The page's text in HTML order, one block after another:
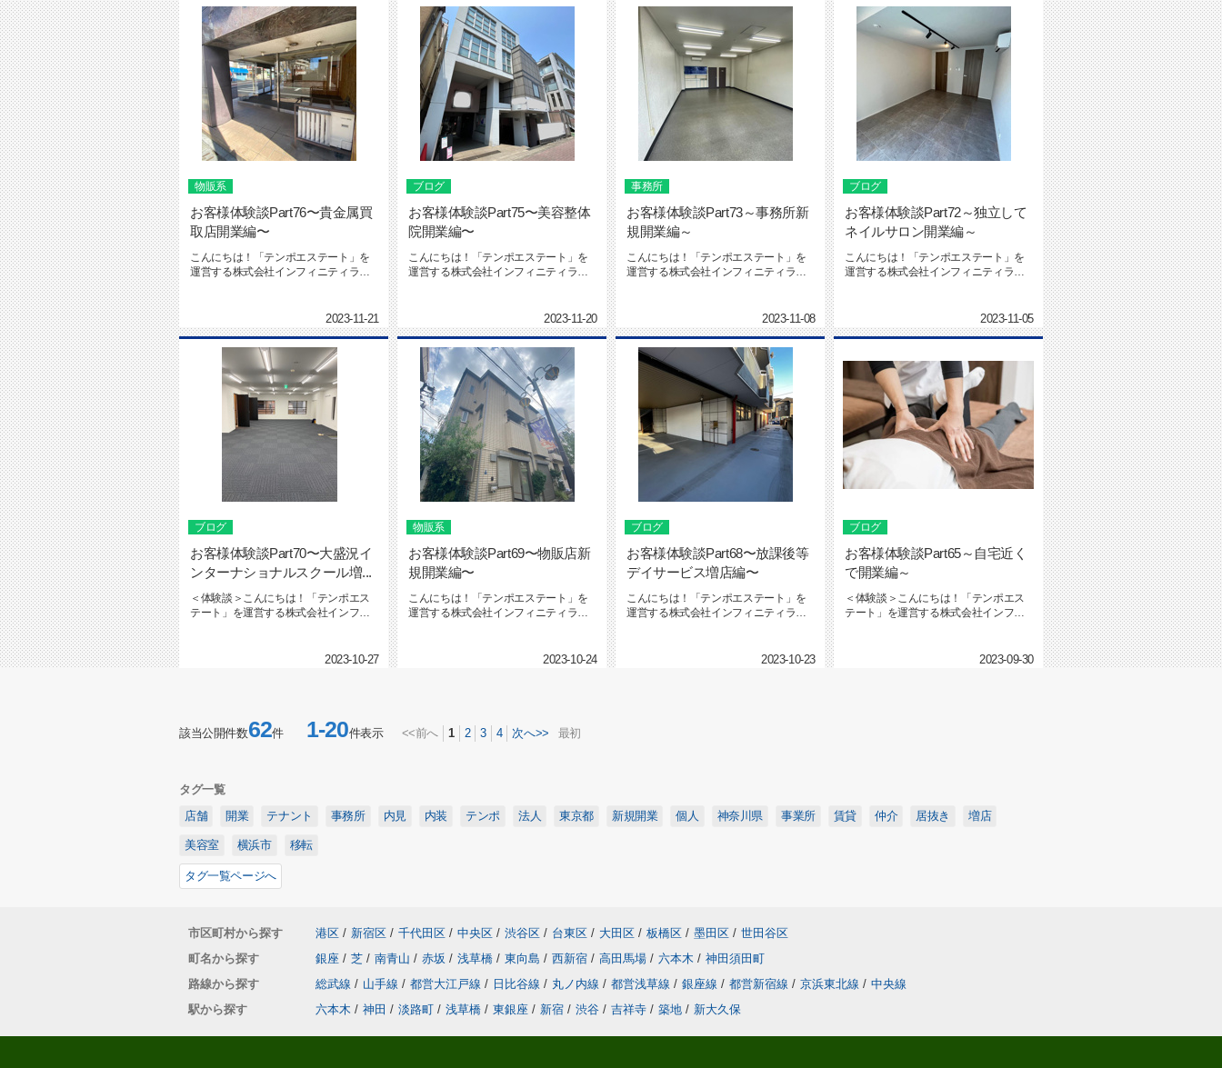
物販系
お客様体験談Part76〜貴金属買
取店開業編〜
こんにちは！「テンポエステート」を
運営する株式会社インフィニティライ
2023-11-21
ブログ
お客様体験談Part75〜美容整体
院開業編〜
こんにちは！「テンポエステート」を
運営する株式会社インフィニティライ
2023-11-20
事務所
お客様体験談Part73～事務所新
規開業編～
こんにちは！「テンポエステート」を
運営する株式会社インフィニティライ
2023-11-08
ブログ
お客様体験談Part72～独立して
ネイルサロン開業編～
こんにちは！「テンポエステート」を
運営する株式会社インフィニティライ
2023-11-05
ブログ
お客様体験談Part70〜大盛況イ
ンターナショナルスクール増...
＜体験談＞こんにちは！「テンポエス
テート」を運営する株式会社インフィ
2023-10-27
物販系
お客様体験談Part69〜物販店新
規開業編〜
こんにちは！「テンポエステート」を
運営する株式会社インフィニティライ
2023-10-24
ブログ
お客様体験談Part68〜放課後等
デイサービス増店編〜
こんにちは！「テンポエステート」を
運営する株式会社インフィニティライ
2023-10-23
ブログ
お客様体験談Part65～自宅近く
で開業編～
＜体験談＞こんにちは！「テンポエス
テート」を運営する株式会社インフィ
2023-09-30
該当公開件数62件1-20件表示 <<前へ 1 2 3 4 次へ>> 最初
タグ一覧
店舗
開業 テナント 事務所 内見 内装 テンポ 法人 東京都 新規開業 個人 神奈川県 事業所 賃貸 仲介 居抜き 増店
美容室 横浜市 移転
タグ一覧ページへ
市区町村から探す 港区 / 新宿区 / 千代田区 / 中央区 / 渋谷区 / 台東区 / 大田区 / 板橋区 / 墨田区 / 世田谷区
町名から探す
銀座 / 芝 / 南青山 / 赤坂 / 浅草橋 / 東向島 / 西新宿 / 高田馬場 / 六本木 / 神田須田町
路線から探す
総武線 / 山手線 / 都営大江戸線 / 日比谷線 / 丸ノ内線 / 都営浅草線 / 銀座線 / 都営新宿線 / 京浜東北線 / 中央線
駅から探す
六本木 / 神田 / 淡路町 / 浅草橋 / 東銀座 / 新宿 / 渋谷 / 吉祥寺 / 築地 / 新大久保